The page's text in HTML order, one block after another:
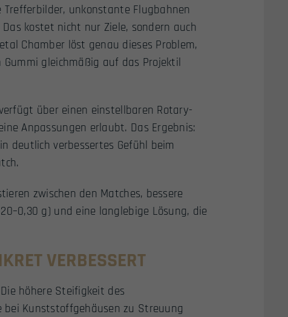
unkonstante Flugbahnen
kostet nicht nur Ziele, sondern auch
Chamber löst genau dieses Problem,
gleichmäßig auf das Projektil
über einen einstellbaren Rotary-
Anpassungen erlaubt. Das Ergebnis:
deutlich verbessertes Gefühl beim
zwischen den Matches, bessere
g) und eine langlebige Lösung, die
VERBESSERT
höhere Steifigkeit des
bei Kunststoffgehäusen zu Streuung